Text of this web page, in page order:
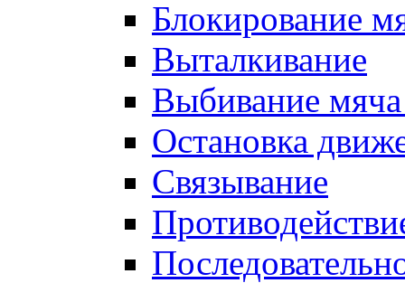
Блокирование
Выталкивание
Выбивание
Остановка
Связывание